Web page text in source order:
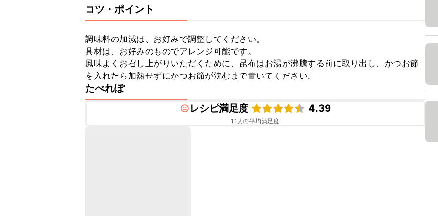
コツ・ポイント
調味料の加減は、お好みで調整してください。
具材は、お好みのものでアレンジ可能です。
風味よくお召し上がりいただくために、昆布はお湯が沸騰する前に取り出し、かつお節
を入れたら加熱せずにかつお節が沈むまで置いてください。
たべれぽ
レシピ満足度
4.39
11 人の平均満足度